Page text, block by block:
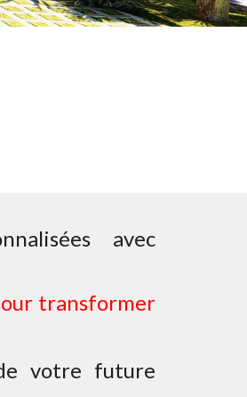
avec
transformer
votre future